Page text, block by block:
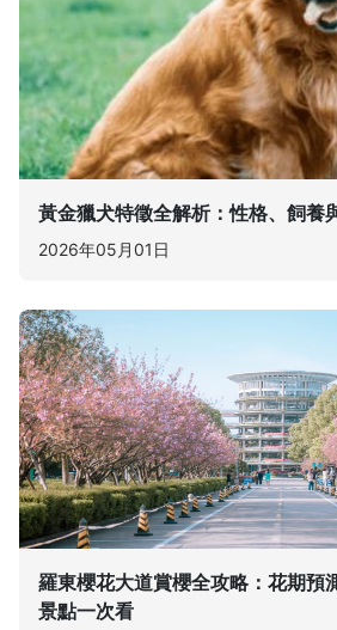
黃金獵犬特徵全解析：性格、飼養
2026年05月01日
羅東櫻花大道賞櫻全攻略：花期預
景點一次看